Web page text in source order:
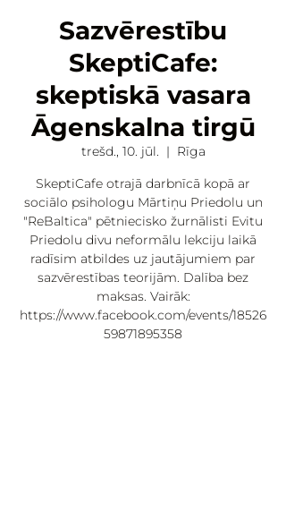
Sazvērestību
SkeptiCafe:
skeptiskā vasara
Āgenskalna tirgū
trešd., 10. jūl.
  |
Rīga
SkeptiCafe otrajā darbnīcā kopā ar
sociālo psihologu Mārtiņu Priedolu un
"ReBaltica" pētniecisko žurnālisti Evitu
Priedolu divu neformālu lekciju laikā
radīsim atbildes uz jautājumiem par
sazvērestības teorijām. Dalība bez
maksas. Vairāk:
https://www.facebook.com/events/18526
59871895358